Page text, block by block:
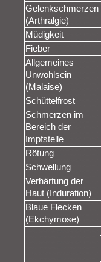
Gelenkschmerzen
(Arthralgie)
Müdigkeit
Fieber
Allgemeines
Unwohlsein
(Malaise)
Schüttelfrost
Schmerzen im
Bereich der
Impfstelle
Rötung
Schwellung
Verhärtung der
Haut (Induration)
Blaue Flecken
(Ekchymose)